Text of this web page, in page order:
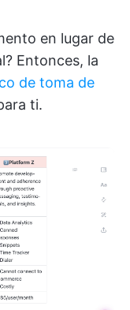
en lugar de
Entonces, la
de toma de
ti.